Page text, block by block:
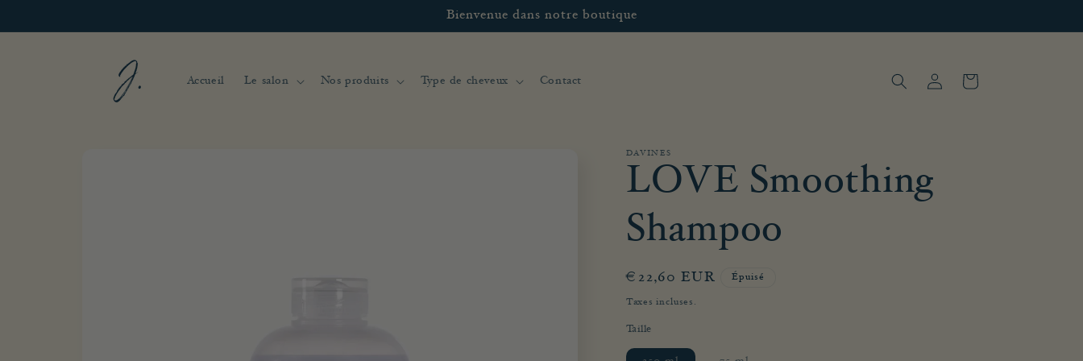
au
Bienvenue dans notre boutique
Accueil Le salon Nos produits Type de cheveux Contact ConnexionPanier
DAVINES
LOVE Smoothing
Shampoo
Prix
habituel
€22,60 EUR Épuisé
Taxes incluses.
Taille